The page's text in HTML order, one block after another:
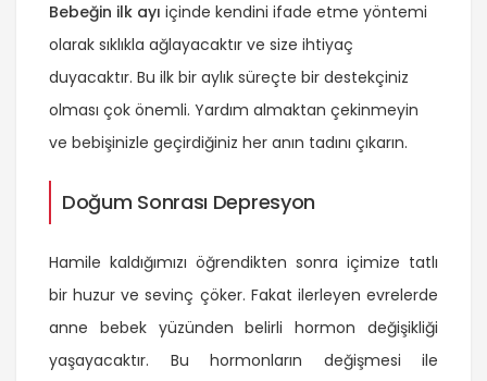
Bebeğin ilk ayı içinde kendini ifade etme yöntemi
olarak sıklıkla ağlayacaktır ve size ihtiyaç
duyacaktır. Bu ilk bir aylık süreçte bir destekçiniz
olması çok önemli. Yardım almaktan çekinmeyin
ve bebişinizle geçirdiğiniz her anın tadını çıkarın.
Doğum Sonrası Depresyon
Hamile kaldığımızı öğrendikten sonra içimize tatlı
bir huzur ve sevinç çöker. Fakat ilerleyen evrelerde
anne bebek yüzünden belirli hormon değişikliği
yaşayacaktır. Bu hormonların değişmesi ile